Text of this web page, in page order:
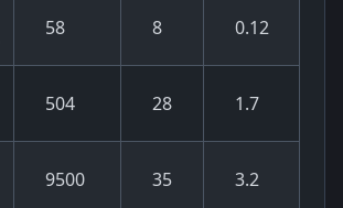
58 8 0.12
504 28 1.7
9500 35 3.2